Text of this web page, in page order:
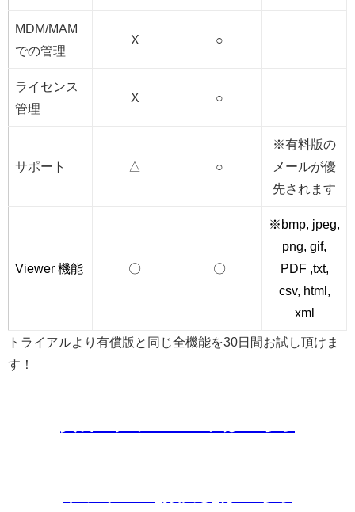
MDM/MAM
での管理
X ○
ライセンス
管理
X ○
サポート △ ○
※有料版の
メールが優
先されます
Viewer 機能 〇 〇
※bmp, jpeg,
png, gif,
PDF ,txt,
csv, html,
xml
トライアルより有償版と同じ全機能を30日間お試し頂けま
す！